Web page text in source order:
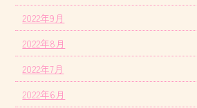
2022年9月
2022年8月
2022年7月
2022年6月